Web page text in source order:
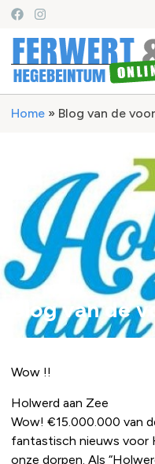
Home » Blog van de
Blog van de
Wow !!
Holwerd aan Zee
Wow! €15.000.000 van
fantastisch nieuws voor
onze dorpen. Als